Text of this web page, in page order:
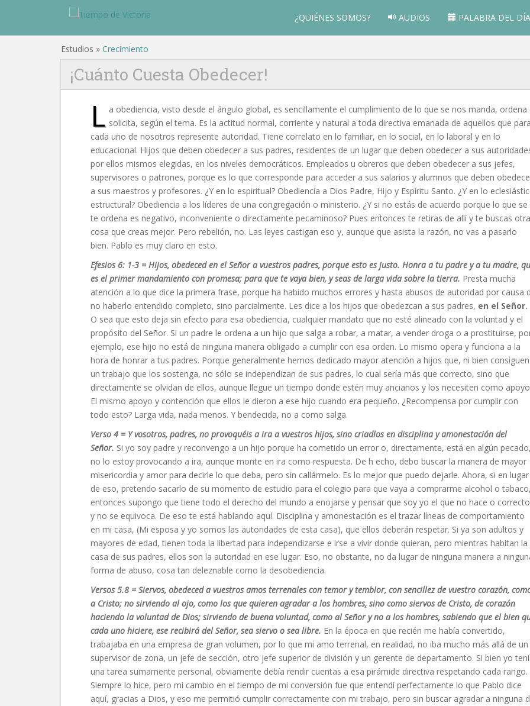
¿QUIÉNES SOMOS? AUDIOS PALABRA DEL DÍA
Estudios » Crecimiento
¡Cuánto Cuesta Obedecer!
L a obediencia, visto desde el ángulo global, es sencillamente el cumplimiento de lo que se nos manda, ordena
solicita, según el tema. Es la actitud normal, corriente y natural a toda directiva emanada de aquellos que
cada uno de nosotros represente autoridad. Tiene correlato en lo familiar, en lo social, en lo laboral y en lo
educacional. Hijos que deben obedecer a sus padres, residentes de un lugar que deben obedecer a sus
por ellos mismos elegidas, en los niveles democráticos. Empleados u obreros que deben obedecer a sus jefes,
supervisores o patrones, porque es lo que corresponde para acceder a sus salarios y alumnos que deben
a sus maestros y profesores. ¿Y en lo espiritual? Obediencia a Dios Padre, Hijo y Espíritu Santo. ¿Y en lo
estructural? Obediencia a los líderes de una congregación o ministerio. ¿Y si no estás de acuerdo porque lo que se
te ordena es negativo, inconveniente o directamente pecaminoso? Pues entonces te retiras de allí y te buscas otra
cosa que creas mejor. Pero rebelión, no. Las leyes castigan eso y, aunque que asista la razón, no vas a pasarlo
bien. Pablo es muy claro en esto.
Efesios 6: 1-3 = Hijos, obedeced en el Señor a vuestros padres, porque esto es justo. Honra a tu padre y a tu madre,
es el primer mandamiento con promesa; para que te vaya bien, y seas de larga vida sobre la tierra. Presta mucha
atención a lo que dice la primera frase, porque ha habido muchos errores y hasta abusos de autoridad por causa
no haberlo entendido completo, sino parcialmente. Les dice a los hijos que obedezcan a sus padres, en el Señor.
O sea que esto deja sin efecto para esa obediencia, cualquier mandato que no esté alineado con la voluntad y el
propósito del Señor. Si un padre le ordena a un hijo que salga a robar, a matar, a vender droga o a prostituirse,
ejemplo, ese hijo no está de ninguna manera obligado a cumplir con esa orden. Lo mismo opera y funciona a la
hora de honrar a tus padres. Porque generalmente hemos dedicado mayor atención a hijos que, ni bien consiguen
un trabajo que los sostenga, no sólo se independizan de sus padres, lo cual sería más que correcto, sino que
directamente se olvidan de ellos, aunque llegue un tiempo donde estén muy ancianos y los necesiten como
El mismo apoyo y contención que ellos le dieron a ese hijo cuando era pequeño. ¿Recompensa por cumplir con
todo esto? Larga vida, nada menos. Y bendecida, no a como salga.
Verso 4 = Y vosotros, padres, no provoquéis a ira a vuestros hijos, sino criadlos en disciplina y amonestación del
Señor. Si yo soy padre y reconvengo a un hijo porque ha cometido un error o, directamente, está en algún
no lo estoy provocando a ira, aunque monte en ira como respuesta. De h echo, debo buscar la manera de mayor
misericordia y amor para decirle lo que deba, pero sin callármelo. Es lo mejor que puedo dejarle. Ahora, si en lugar
de eso, pretendo sacarlo de su momento de estudio para el colegio para que vaya a comprarme alcohol o
entonces supongo que tiene todo el derecho del mundo a enojarse y pensar que soy yo el que no hace o
y no se equivoca. De eso te está hablando aquí. Disciplina y amonestación es el trazar líneas de comportamiento
en mi casa, (Mi esposa y yo somos las autoridades de esta casa), que ellos deberán respetar. Si ya son adultos y
mayores de edad, tienen toda la libertad para independizarse e irse a vivir donde quieran, pero mientras habitan la
casa de sus padres, ellos son la autoridad en ese lugar. Eso, no obstante, no da lugar de ninguna manera a
forma de abuso, cosa tan deleznable como la desobediencia.
Versos 5.8 = Siervos, obedeced a vuestros amos terrenales con temor y temblor, con sencillez de vuestro corazón,
a Cristo; no sirviendo al ojo, como los que quieren agradar a los hombres, sino como siervos de Cristo, de corazón
haciendo la voluntad de Dios; sirviendo de buena voluntad, como al Señor y no a los hombres, sabiendo que el bien
cada uno hiciere, ese recibirá del Señor, sea siervo o sea libre. En la época en que recién me había convertido,
trabajaba en una empresa de gran volumen, por lo que mi amo terrenal, en realidad, no iba mucho más allá de un
supervisor de zona, un jefe de sección, otro jefe superior de división y un gerente de departamento. Si bien yo
una tarea sumamente personal, obviamente debía rendir cuentas a esa pirámide directiva respetando cada rango.
Siempre lo hice, pero mi cambio en el tiempo de mi conversión fue que entendí perfectamente lo que Pablo dice
aquí, gracias a Dios, y eso me permitió cumplir correctamente con mi trabajo, pero sin buscar agradar a ninguna